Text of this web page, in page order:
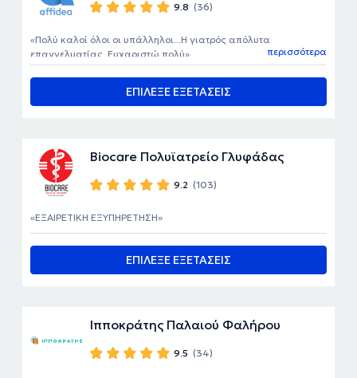
9.8 (36)
ΕΠΙΛΕΞΕ ΕΞΕΤΑΣΕΙΣ
Πολύ καλοί όλοι οι υπάλληλοι...Η γιατρός απόλυτα
επαγγελματίας. Ευχαριστώ πολύ
περισσότερα
Biocare Πολυϊατρείο Γλυφάδας
9.2 (103)
ΕΠΙΛΕΞΕ ΕΞΕΤΑΣΕΙΣ
ΕΞΑΙΡΕΤΙΚΗ ΕΞΥΠΗΡΕΤΗΣΗ
Ιπποκράτης Παλαιού Φαλήρου
9.5 (34)